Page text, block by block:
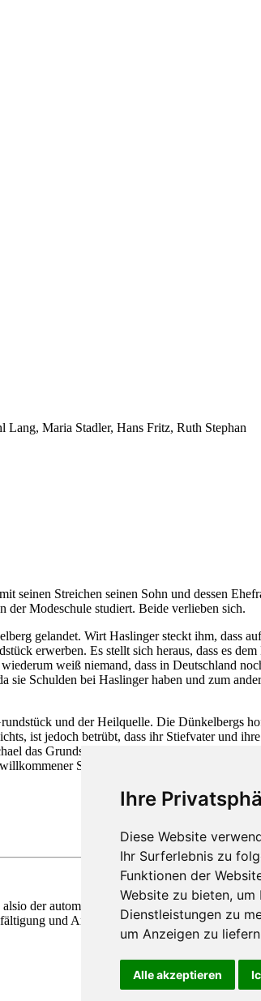
Ihre
Diese Website
Ihr Surferlebnis zu
Funktionen der
Website zu bieten, um
Dienstleistungen zu
um Anzeigen zu
Alle akzeptieren
Maria Stadler, Hans Fritz, Ruth Stephan
seinen Streichen seinen Sohn und dessen
Modeschule studiert. Beide verlieben sich.
gelandet. Wirt Haslinger steckt ihm, dass
erwerben. Es stellt sich heraus, dass es
weiß niemand, dass in Deutschland
Schulden bei Haslinger haben und zum
und der Heilquelle. Die Dünkelbergs
ist jedoch betrübt, dass ihr Stiefvater und
das Grundstück mit Heilquelle, vermacht
Schwiegersohn für die Dünkelbergs
alsio der automatisierten Analyse im Sinne von §
und Analyse genützt werden. Wir